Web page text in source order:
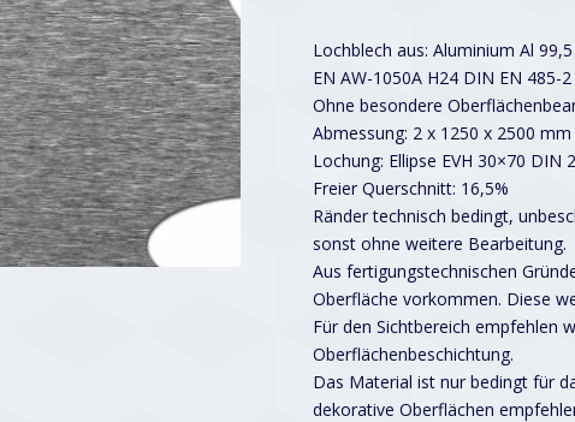
Lochblech aus: Aluminium Al
EN AW-1050A H24 DIN EN 485-2
Ohne besondere
Abmessung: 2 x 1250 x 2500 mm
Lochung: Ellipse EVH 30×70 DIN
Freier Querschnitt: 16,5%
Ränder technisch bedingt,
sonst ohne weitere Bearbeitung.
Aus fertigungstechnischen
Oberfläche vorkommen. Diese
Für den Sichtbereich empfehlen
Oberflächenbeschichtung.
Das Material ist nur bedingt für
dekorative Oberflächen